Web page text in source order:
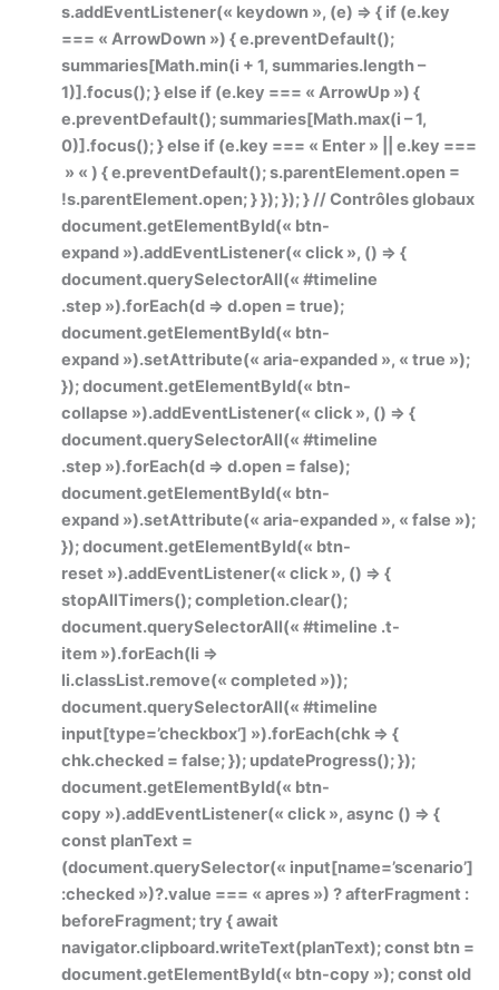
s.addEventListener(« keydown », (e) => { if (e.key
=== « ArrowDown ») { e.preventDefault();
summaries[Math.min(i + 1, summaries.length –
1)].focus(); } else if (e.key === « ArrowUp ») {
e.preventDefault(); summaries[Math.max(i – 1,
0)].focus(); } else if (e.key === « Enter » || e.key ===
» « ) { e.preventDefault(); s.parentElement.open =
!s.parentElement.open; } }); }); } // Contrôles globaux
document.getElementById(« btn-
expand »).addEventListener(« click », () => {
document.querySelectorAll(« #timeline
.step »).forEach(d => d.open = true);
document.getElementById(« btn-
expand »).setAttribute(« aria-expanded », « true »);
}); document.getElementById(« btn-
collapse »).addEventListener(« click », () => {
document.querySelectorAll(« #timeline
.step »).forEach(d => d.open = false);
document.getElementById(« btn-
expand »).setAttribute(« aria-expanded », « false »);
}); document.getElementById(« btn-
reset »).addEventListener(« click », () => {
stopAllTimers(); completion.clear();
document.querySelectorAll(« #timeline .t-
item »).forEach(li =>
li.classList.remove(« completed »));
document.querySelectorAll(« #timeline
input[type=’checkbox’] »).forEach(chk => {
chk.checked = false; }); updateProgress(); });
document.getElementById(« btn-
copy »).addEventListener(« click », async () => {
const planText =
(document.querySelector(« input[name=’scenario’]
:checked »)?.value === « apres ») ? afterFragment :
beforeFragment; try { await
navigator.clipboard.writeText(planText); const btn =
document.getElementById(« btn-copy »); const old